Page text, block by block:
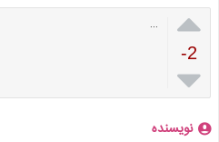

-2

…
نویسنده